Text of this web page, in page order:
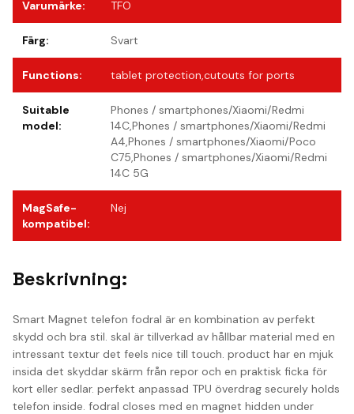
Varumärke: TFO
Färg: Svart
Functions: tablet protection,cutouts for ports
Suitable
model:
Phones / smartphones/Xiaomi/Redmi
14C,Phones / smartphones/Xiaomi/Redmi
A4,Phones / smartphones/Xiaomi/Poco
C75,Phones / smartphones/Xiaomi/Redmi
14C 5G
MagSafe-
kompatibel:
Nej
Beskrivning:
Smart Magnet telefon fodral är en kombination av perfekt
skydd och bra stil. skal är tillverkad av hållbar material med en
intressant textur det feels nice till touch. product har en mjuk
insida det skyddar skärm från repor och en praktisk ficka för
kort eller sedlar. perfekt anpassad TPU överdrag securely holds
telefon inside. fodral closes med en magnet hidden under